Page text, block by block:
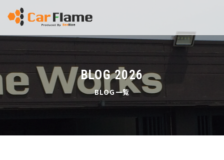
BLOG 2026
BLOG一覧